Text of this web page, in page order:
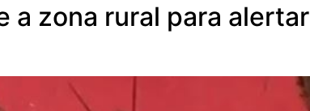
a zona rural para alertar